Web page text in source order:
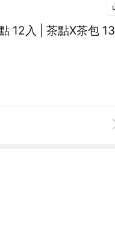
12入 | 茶點X茶包 13